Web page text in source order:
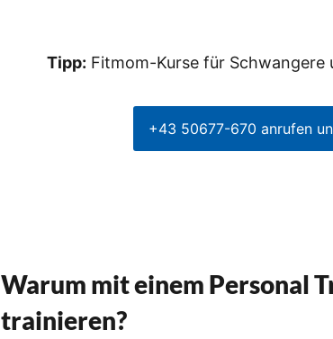
Tipp: Fitmom-Kurse für
+43 50677-670 anrufen
Warum mit einem Personal
trainieren?